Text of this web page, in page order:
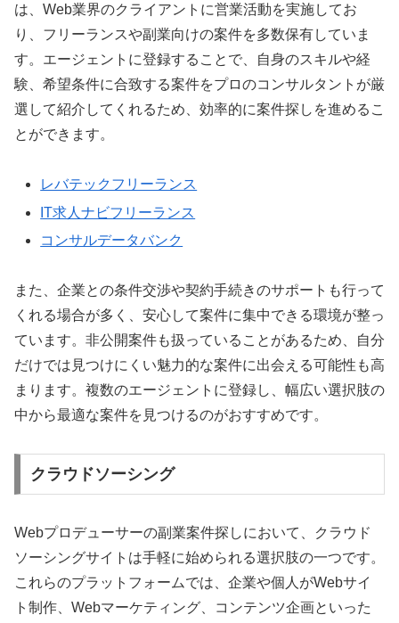
は、Web業界のクライアントに営業活動を実施してお
り、フリーランスや副業向けの案件を多数保有していま
す。エージェントに登録することで、自身のスキルや経
験、希望条件に合致する案件をプロのコンサルタントが厳
選して紹介してくれるため、効率的に案件探しを進めるこ
とができます。
レバテックフリーランス
IT求人ナビフリーランス
コンサルデータバンク
また、企業との条件交渉や契約手続きのサポートも行って
くれる場合が多く、安心して案件に集中できる環境が整っ
ています。非公開案件も扱っていることがあるため、自分
だけでは見つけにくい魅力的な案件に出会える可能性も高
まります。複数のエージェントに登録し、幅広い選択肢の
中から最適な案件を見つけるのがおすすめです。
クラウドソーシング
Webプロデューサーの副業案件探しにおいて、クラウド
ソーシングサイトは手軽に始められる選択肢の一つです。
これらのプラットフォームでは、企業や個人がWebサイ
ト制作、Webマーケティング、コンテンツ企画といった